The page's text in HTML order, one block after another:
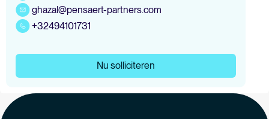
ghazal@pensaert-partners.com
+32494101731
Nu solliciteren